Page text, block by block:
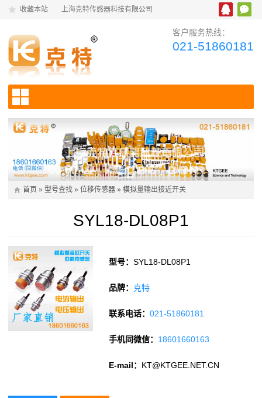
收藏本站 上海克特传感器科技有限公司
客户服务热线：
021-51860181
首页 » 型号查找 » 位移传感器 » 模拟量输出接近开关
SYL18-DL08P1
型号：SYL18-DL08P1
品牌： 克特
联系电话：021-51860181
手机同微信： 18601660163
E-mail： KT@KTGEE.NET.CN